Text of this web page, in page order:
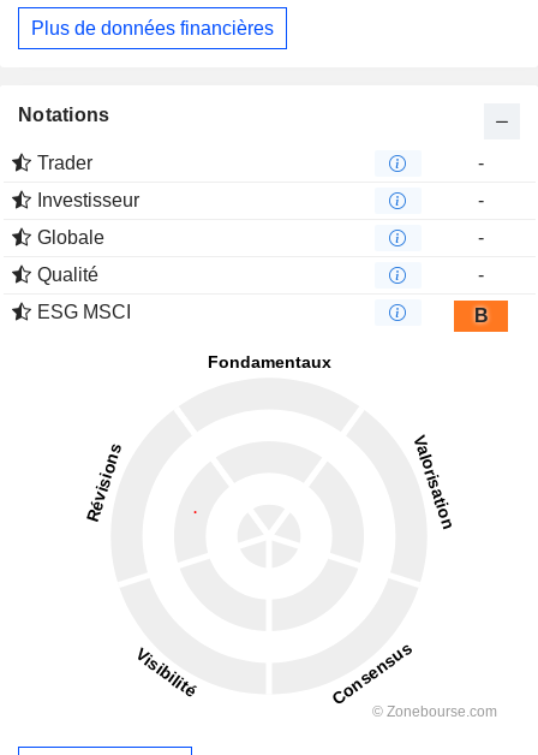
Plus de données financières
Notations
Trader
-
Investisseur
-
Globale
-
Qualité
-
ESG MSCI
B